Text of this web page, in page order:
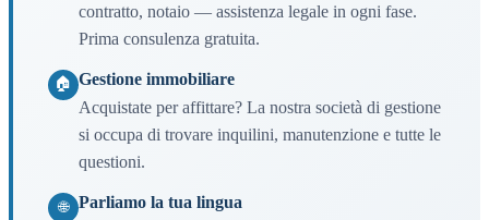
contratto, notaio — assistenza legale in ogni fase.
Prima consulenza gratuita.
🏠 Gestione immobiliare
Acquistate per affittare? La nostra società di gestione
si occupa di trovare inquilini, manutenzione e tutte le
questioni.
🌐
Parliamo la tua lingua